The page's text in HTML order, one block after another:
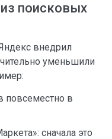
поисковых
внедрил
уменьшили
повсеместно в
сначала это